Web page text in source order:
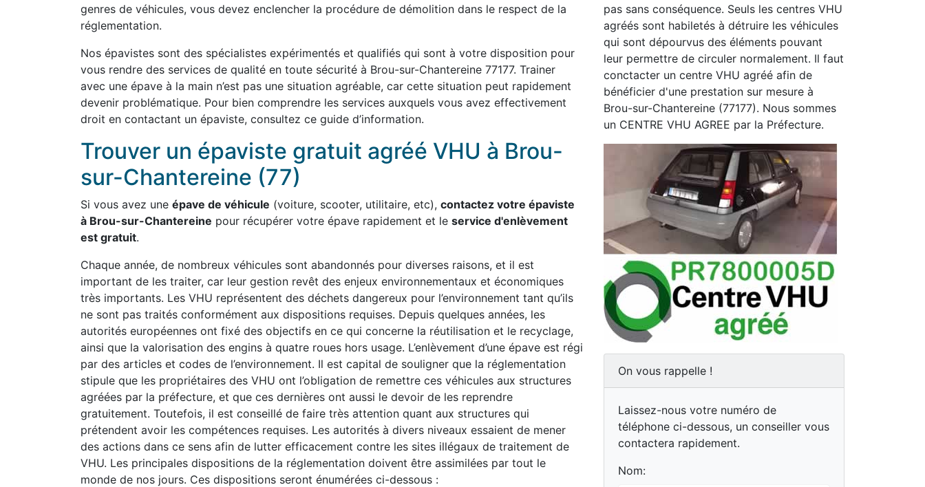
genres de véhicules, vous devez enclencher la procédure de démolition dans le respect de la
réglementation.
Nos épavistes sont des spécialistes expérimentés et qualifiés qui sont à votre disposition pour
vous rendre des services de qualité en toute sécurité à Brou-sur-Chantereine 77177. Trainer
avec une épave à la main n’est pas une situation agréable, car cette situation peut rapidement
devenir problématique. Pour bien comprendre les services auxquels vous avez effectivement
droit en contactant un épaviste, consultez ce guide d’information.
Trouver un épaviste gratuit agréé VHU à Brou-
sur-Chantereine (77)
Si vous avez une épave de véhicule (voiture, scooter, utilitaire, etc), contactez votre épaviste
à Brou-sur-Chantereine pour récupérer votre épave rapidement et le service d'enlèvement
est gratuit.
Chaque année, de nombreux véhicules sont abandonnés pour diverses raisons, et il est
important de les traiter, car leur gestion revêt des enjeux environnementaux et économiques
très importants. Les VHU représentent des déchets dangereux pour l’environnement tant qu’ils
ne sont pas traités conformément aux dispositions requises. Depuis quelques années, les
autorités européennes ont fixé des objectifs en ce qui concerne la réutilisation et le recyclage,
ainsi que la valorisation des engins à quatre roues hors usage. L’enlèvement d’une épave est régi
par des articles et codes de l’environnement. Il est capital de souligner que la réglementation
stipule que les propriétaires des VHU ont l’obligation de remettre ces véhicules aux structures
agréées par la préfecture, et que ces dernières ont aussi le devoir de les reprendre
gratuitement. Toutefois, il est conseillé de faire très attention quant aux structures qui
prétendent avoir les compétences requises. Les autorités à divers niveaux essaient de mener
des actions dans ce sens afin de lutter efficacement contre les sites illégaux de traitement de
VHU. Les principales dispositions de la réglementation doivent être assimilées par tout le
monde de nos jours. Ces dispositions seront énumérées ci-dessous :
pas sans conséquence. Seuls les centres VHU
agréés sont habiletés à détruire les véhicules
qui sont dépourvus des éléments pouvant
leur permettre de circuler normalement. Il faut
conctacter un centre VHU agréé afin de
bénéficier d'une prestation sur mesure à
Brou-sur-Chantereine (77177). Nous sommes
un CENTRE VHU AGREE par la Préfecture.
On vous rappelle !
Laissez-nous votre numéro de
téléphone ci-dessous, un conseiller vous
contactera rapidement.
Nom: